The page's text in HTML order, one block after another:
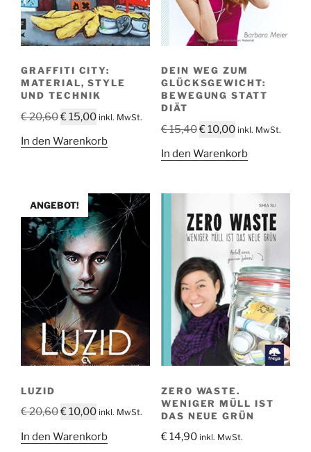
GRAFFITI CITY:
MATERIAL, STYLE
UND TECHNIK
€20,60Ursprünglicher
war:
€15,00Aktueller
ist:
inkl. MwSt.
In den Warenkorb
DEIN WEG ZUM
GLÜCKSGEWICHT:
BEWEGUNG STATT
DIÄT
€15,40Ursprünglicher
war:
€10,00Aktueller
ist:
inkl. MwSt.
In den Warenkorb
ANGEBOT!
LUZID
€20,60Ursprünglicher
war:
€10,00Aktueller
ist:
inkl. MwSt.
In den Warenkorb
ZERO WASTE.
WENIGER MÜLL IST
DAS NEUE GRÜN
€14,90 inkl. MwSt.